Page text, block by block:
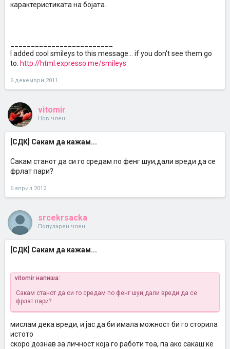
карактеристиката на бојата.
I added cool smileys to this message... if you don't see them go
to: http://html.expresso.me/smileys
6 декември 2011
vitomir
Нов член
[СДК] Сакам да кажам...
Сакам станот да си го средам по фенг шуи,дали вреди да се
фрлат пари?
6 април 2012
srcekrsacka
Популарен член
[СДК] Сакам да кажам...
vitomir напиша:
Сакам станот да си го средам по фенг шуи,дали вреди да се
фрлат пари?
мислам дека вреди, и јас да би имала можност би го сторила
истото
скоро дознав за личност која го работи тоа, па ако сакаш ке